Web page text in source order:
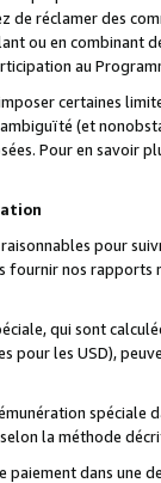
de réclamer des
ou en combinant
au
certaines
(et
Pour en savoir
pour
fournir nos
qui sont
pour les USD),
spéciale
la méthode
dans une